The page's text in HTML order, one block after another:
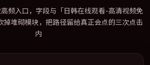
频入口，字段与「日韩在线观看-高清视频免
掉堆砌模块，把路径留给真正会点的三次点击
内